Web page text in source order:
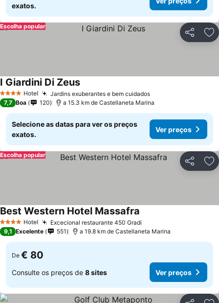
exatos.
Partilhar
Escolha popular
4 EstrelasHotel Jardins exuberantes e bem cuidados
I Giardini Di Zeus
7,7 Boa 120 a 15.3 km de Castellaneta Marina
Selecione as datas para ver os preços
exatos.
Ver preços
Partilhar
Escolha popular
4 EstrelasHotel Excecional restaurante 450 Gradi
Best Western Hotel Massafra
9,1 Excelente 551 a 19.8 km de Castellaneta Marina
De € 80
Consulte os preços de 8 sites Ver preços